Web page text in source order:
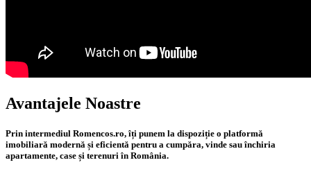
Avantajele Noastre
Prin intermediul Romencos.ro, îți punem la dispoziție o platformă
imobiliară modernă și eficientă pentru a cumpăra, vinde sau închiria
apartamente, case și terenuri în România.